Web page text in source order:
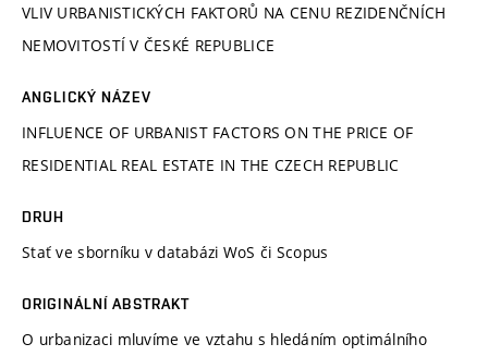
VLIV URBANISTICKÝCH FAKTORŮ NA CENU REZIDENČNÍCH
NEMOVITOSTÍ V ČESKÉ REPUBLICE
ANGLICKÝ NÁZEV
INFLUENCE OF URBANIST FACTORS ON THE PRICE OF
RESIDENTIAL REAL ESTATE IN THE CZECH REPUBLIC
DRUH
Stať ve sborníku v databázi WoS či Scopus
ORIGINÁLNÍ ABSTRAKT
O urbanizaci mluvíme ve vztahu s hledáním optimálního